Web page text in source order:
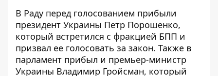
В Раду перед голосованием прибыли
президент Украины Петр Порошенко,
который встретился с фракцией БПП и
призвал ее голосовать за закон. Также в
парламент прибыл и премьер-министр
Украины Владимир Гройсман, который